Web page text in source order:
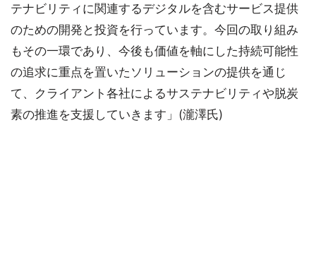
テナビリティに関連するデジタルを含むサービス提供
のための開発と投資を行っています。今回の取り組み
もその一環であり、今後も価値を軸にした持続可能性
の追求に重点を置いたソリューションの提供を通じ
て、クライアント各社によるサステナビリティや脱炭
素の推進を支援していきます」(瀧澤氏)